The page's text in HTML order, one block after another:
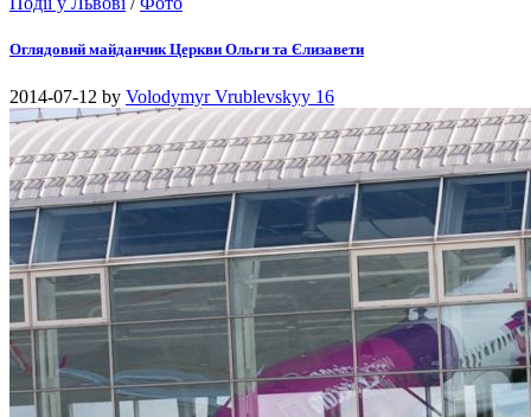
Оглядовий майданчик Церкви Ольги та Єлизавети
2014-07-12 by Volodymyr Vrublevskyy 16